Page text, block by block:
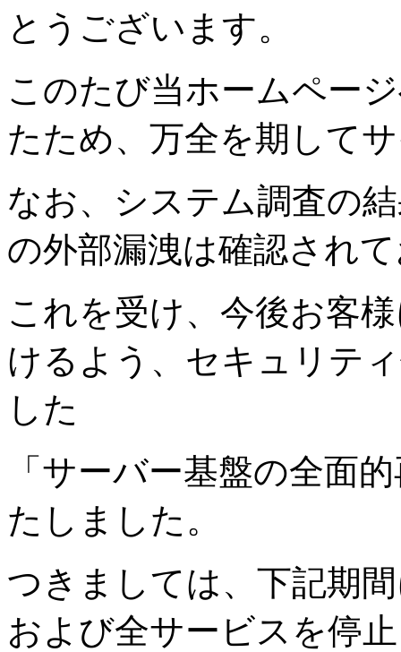
とうございます。
このたび当ホームペー
たため、万全を期して
なお、システム調査の
の外部漏洩は確認され
これを受け、今後お客
けるよう、セキュリテ
した
「サーバー基盤の全面
たしました。
つきましては、下記期
および全サービスを停